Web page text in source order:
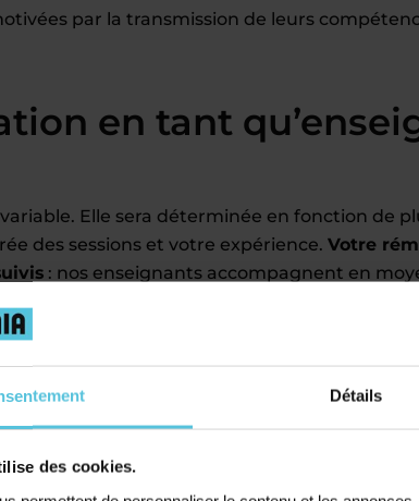
Détails
des cookies.
par la transmission de leurs
en tant
Elle sera déterminée en fonction de
des sessions et votre expérience. Votre
: nos enseignants accompagnent en
prof particulier
secteurs géographiques que vous choisissez